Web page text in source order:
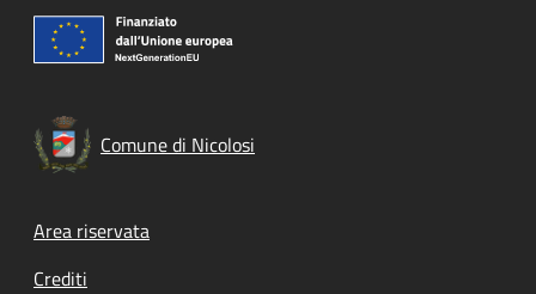
Comune di Nicolosi
Footer menu
Area riservata
Crediti